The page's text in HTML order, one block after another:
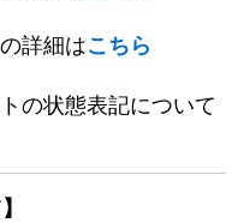
詳細はこちら
の状態表記について